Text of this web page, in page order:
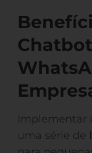
Implementar
uma série de